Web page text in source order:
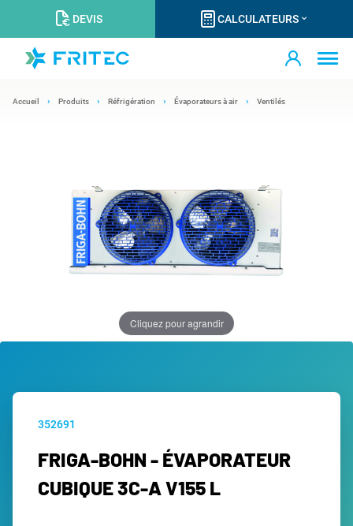
DEVIS CALCULATEURS
Accueil Produits Réfrigération Évaporateurs à air Ventilés
Cliquez pour agrandir
352691
FRIGA-BOHN - ÉVAPORATEUR
CUBIQUE 3C-A V155 L